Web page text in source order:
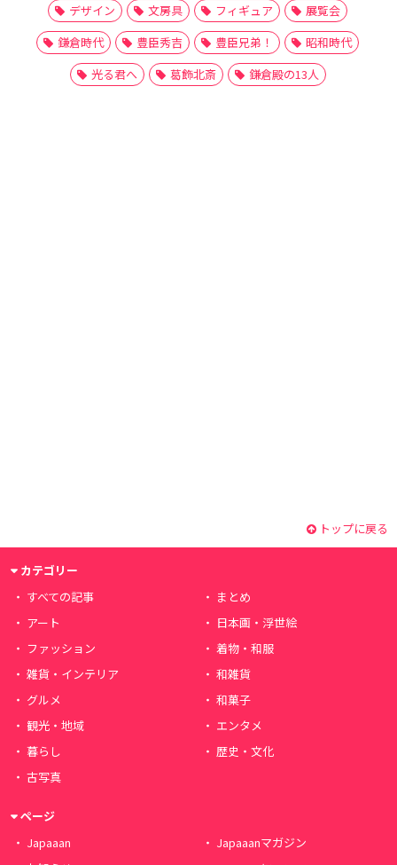
デザイン
文房具 フィギュア
展覧会
鎌倉時代
豊臣秀吉 豊臣兄弟！
昭和時代
光る君へ
葛飾北斎 鎌倉殿の13人
トップに戻る
カテゴリー
すべての記事
まとめ
アート
日本画・浮世絵
ファッション
着物・和服
雑貨・インテリア
和雑貨
グルメ
和菓子
観光・地域
エンタメ
暮らし
歴史・文化
古写真
ページ
Japaaan
Japaaanマガジン